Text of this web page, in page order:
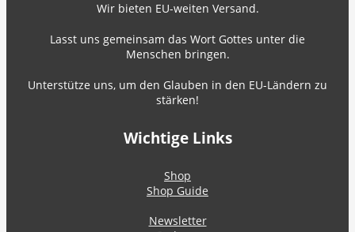
Wir bieten EU-weiten Versand.
Lasst uns gemeinsam das Wort Gottes unter die
Menschen bringen.
Unterstütze uns, um den Glauben in den EU-Ländern zu
stärken!
Wichtige Links
Shop
Shop Guide
Newsletter